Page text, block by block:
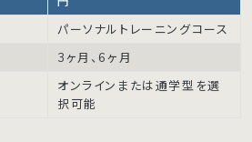
パーソナルトレーニングコース
3ヶ月、6ヶ月
オンラインまたは通学型を選
択可能